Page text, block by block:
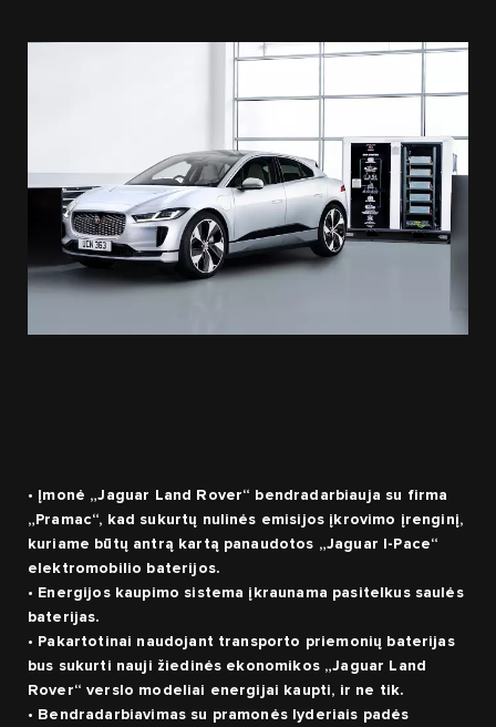
• Įmonė „Jaguar Land Rover“ bendradarbiauja su firma
„Pramac“, kad sukurtų nulinės emisijos įkrovimo įrenginį,
kuriame būtų antrą kartą panaudotos „Jaguar I-Pace“
elektromobilio baterijos.
• Energijos kaupimo sistema įkraunama pasitelkus saulės
baterijas.
• Pakartotinai naudojant transporto priemonių baterijas
bus sukurti nauji žiedinės ekonomikos „Jaguar Land
Rover“ verslo modeliai energijai kaupti, ir ne tik.
• Bendradarbiavimas su pramonės lyderiais padės